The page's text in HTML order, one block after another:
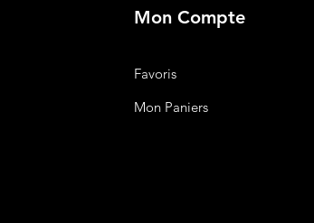
Mon Compte
Favoris
Mon Paniers